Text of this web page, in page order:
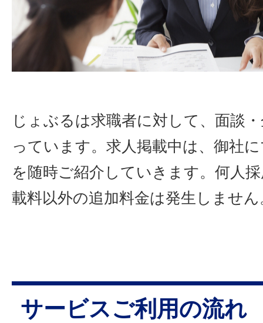
じょぶるは求職者に対して、面談
っています。求人掲載中は、御社
を随時ご紹介していきます。何人
載料以外の追加料金は発生しません
サービスご利用の流れ